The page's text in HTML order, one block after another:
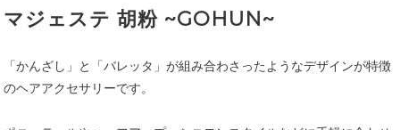
マジェステ 胡粉 ~GOHUN~
「かんざし」と「バレッタ」が組み合わさったようなデザインが特徴
のヘアアクセサリーです。